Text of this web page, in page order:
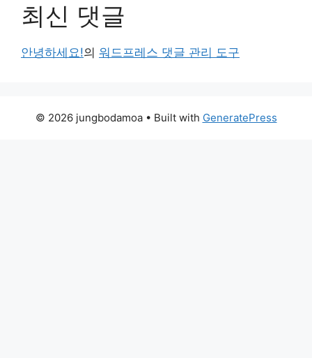
최신 댓글
안녕하세요!의 워드프레스 댓글 관리 도구
© 2026 jungbodamoa• Built with GeneratePress